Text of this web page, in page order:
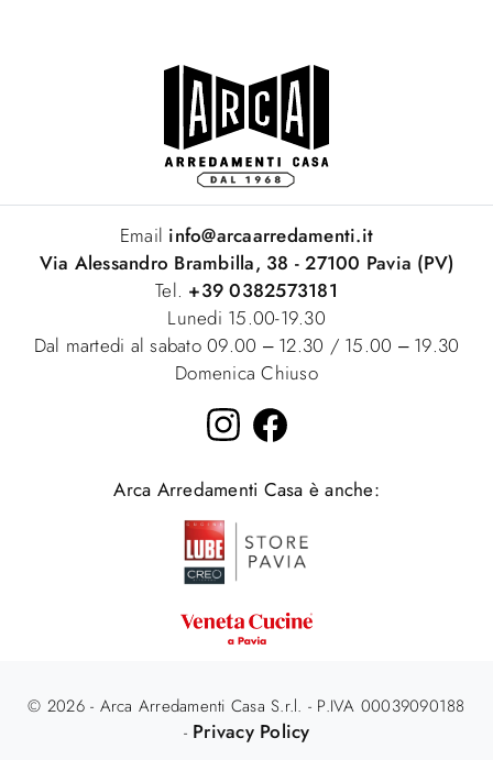
Email info@arcaarredamenti.it
Via Alessandro Brambilla, 38 - 27100 Pavia (PV)
Tel. +39 0382573181
Lunedi 15.00-19.30
Dal martedi al sabato 09.00 – 12.30 / 15.00 – 19.30
Domenica Chiuso
Arca Arredamenti Casa è anche:
© 2026 - Arca Arredamenti Casa S.r.l. - P.IVA 00039090188
- Privacy Policy